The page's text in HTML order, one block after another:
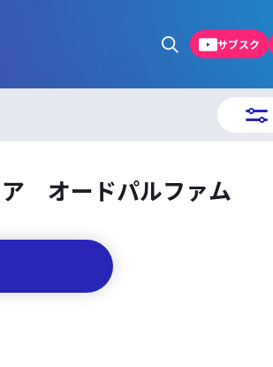
サブスク
オードパルファム